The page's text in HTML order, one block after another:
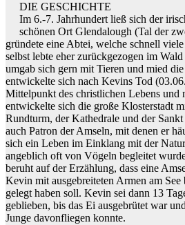
DIE GESCHICHTE
Im 6.-7. Jahrhundert ließ sich der
schönen Ort Glendalough (Tal der
gründete eine Abtei, welche schnell
selbst lebte eher zurückgezogen im
umgab sich gern mit Tieren und mied
entwickelte sich nach Kevins Tod
Mittelpunkt des christlichen Lebens und
entwickelte sich die große Klosterstadt
Rundturm, der Kathedrale und der
auch Patron der Amseln, mit denen er
sich ein Leben im Einklang mit der
angeblich oft von Vögeln begleitet
beruht auf der Erzählung, dass eine
Kevin mit ausgebreiteten Armen am
gelegt haben soll. Kevin sei dann 13
geblieben, bis das Ei ausgebrütet war
Junge davonfliegen konnte.